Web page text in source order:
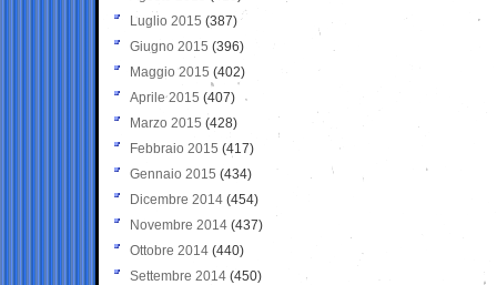
Luglio 2015 (387)
Giugno 2015 (396)
Maggio 2015 (402)
Aprile 2015 (407)
Marzo 2015 (428)
Febbraio 2015 (417)
Gennaio 2015 (434)
Dicembre 2014 (454)
Novembre 2014 (437)
Ottobre 2014 (440)
Settembre 2014 (450)